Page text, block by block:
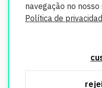
navegação no
Política de
segurança. Todos os dados
utilizados exclusivamente
informações, consulte nossa